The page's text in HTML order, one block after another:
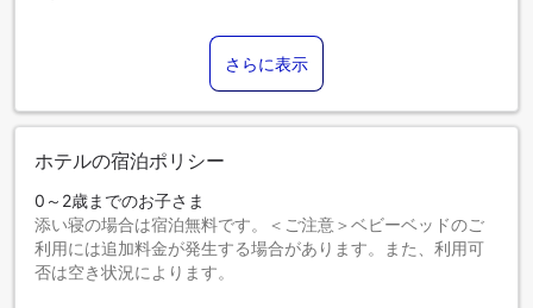
さらに表示
ホテルの宿泊ポリシー
0～2歳までのお子さま
添い寝の場合は宿泊無料です。＜ご注意＞ベビーベッドのご
利用には追加料金が発生する場合があります。また、利用可
否は空き状況によります。